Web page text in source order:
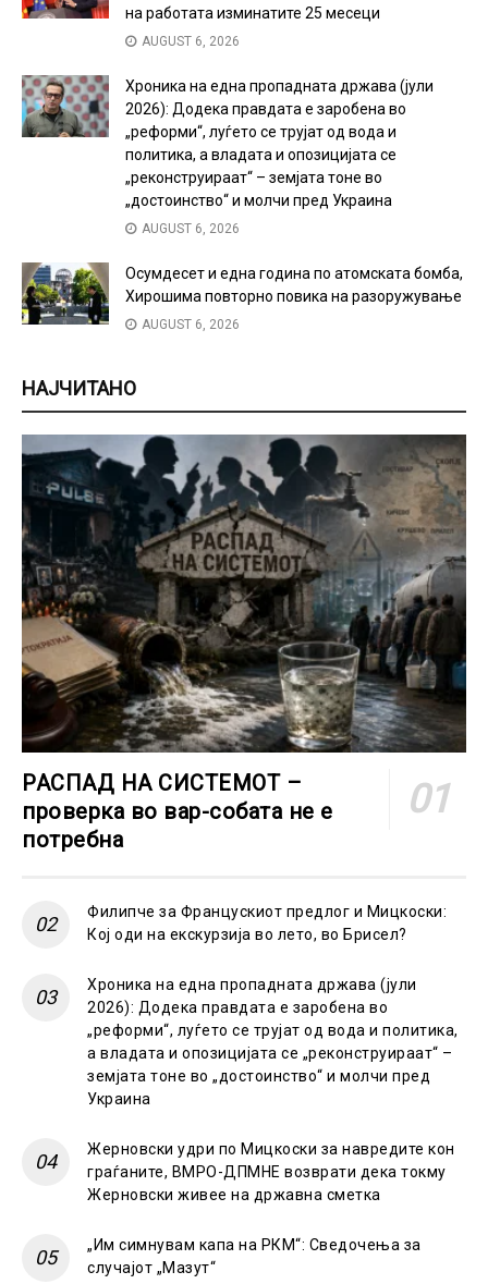
на работата изминатите 25 месеци
AUGUST 6, 2026
Хроника на една пропадната држава (јули
2026): Додека правдата е заробена во
„реформи“, луѓето се трујат од вода и
политика, а владата и опозицијата се
„реконструираат“ – земјата тоне во
„достоинство“ и молчи пред Украина
AUGUST 6, 2026
Осумдесет и една година по атомската бомба,
Хирошима повторно повика на разоружување
AUGUST 6, 2026
НАЈЧИТАНО
РАСПАД НА СИСТЕМОТ –
проверка во вар-собата не е
потребна
Филипче за Францускиот предлог и Мицкоски:
Кој оди на екскурзија во лето, во Брисел?
Хроника на една пропадната држава (јули
2026): Додека правдата е заробена во
„реформи“, луѓето се трујат од вода и политика,
а владата и опозицијата се „реконструираат“ –
земјата тоне во „достоинство“ и молчи пред
Украина
Жерновски удри по Мицкоски за навредите кон
граѓаните, ВМРО-ДПМНЕ возврати дека токму
Жерновски живее на државна сметка
„Им симнувам капа на РКМ“: Сведочења за
случајот „Мазут“